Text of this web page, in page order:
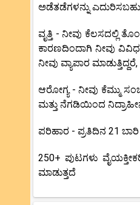
ಅಡೆತಡೆಗಳನ್ನು
ವೃತ್ತಿ - ನೀವು ಕೆಲಸದಲ್ಲಿ
ಕಾರಣದಿಂದಾಗಿ ನೀವು
ನೀವು ವ್ಯಾಪಾರ
ಆರೋಗ್ಯ - ನೀವು ಕೆಮ್ಮು
ಮತ್ತು ನೆಗಡಿಯಿಂದ
ಪರಿಹಾರ - ಪ್ರತಿದಿನ 21
250+ ಪುಟಗಳು
ಮಾಡುತ್ತದೆ